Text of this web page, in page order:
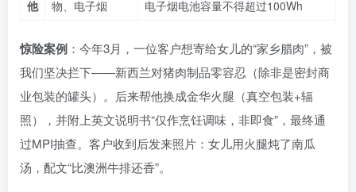
他
物、电子烟
电子烟电池容量不得超过100Wh
惊险案例 ：今年3月，一位客户想寄给女儿的“家乡腊肉”，被
我们坚决拦下——新西兰对猪肉制品零容忍（除非是密封商
业包装的罐头）。后来帮他换成金华火腿（真空包装+辐
照），并附上英文说明书“仅作烹饪调味，非即食”，最终通
过MPI抽查。客户收到后发来照片：女儿用火腿炖了南瓜
汤，配文“比澳洲牛排还香”。